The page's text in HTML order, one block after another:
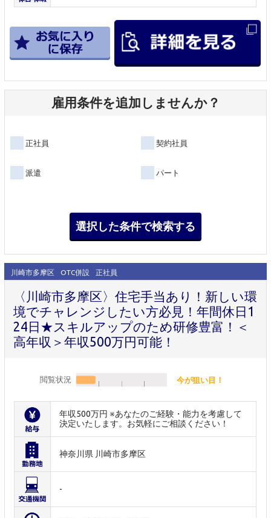
雇用条件を追加しませんか？
正社員 契約社員
派遣 パート
川崎市多摩区 OTC併設 正社員
〈川崎市多摩区〉住宅手当あり！新しい環
境でチャレンジしたい方必見！年間休日1
24日★スキルアップのため研修豊富！＜
高年収＞年収500万円可能！
閲覧状況 今が狙い目！
年収500万円 ※あなたのご経験・能力を考慮して
決定いたします。お気軽にご相談ください！
神奈川県 川崎市多摩区
-